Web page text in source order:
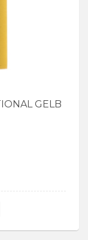
GELB